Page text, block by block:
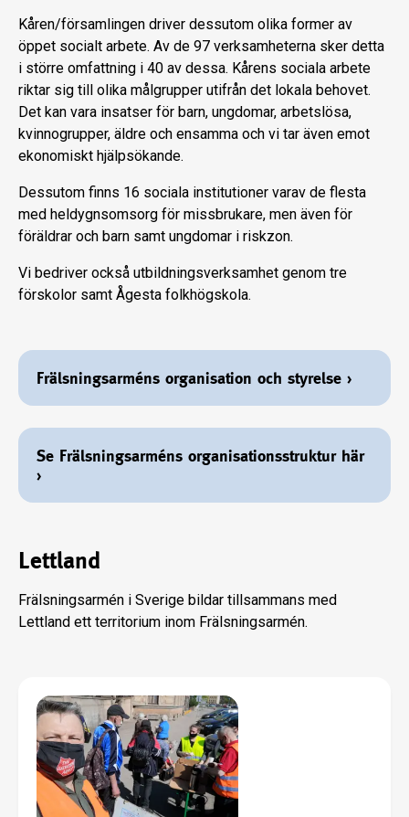
Kåren/församlingen driver dessutom olika former av
öppet socialt arbete. Av de 97 verksamheterna sker detta
i större omfattning i 40 av dessa. Kårens sociala arbete
riktar sig till olika målgrupper utifrån det lokala behovet.
Det kan vara insatser för barn, ungdomar, arbetslösa,
kvinnogrupper, äldre och ensamma och vi tar även emot
ekonomiskt hjälpsökande.
Dessutom finns 16 sociala institutioner varav de flesta
med heldygnsomsorg för missbrukare, men även för
föräldrar och barn samt ungdomar i riskzon.
Vi bedriver också utbildningsverksamhet genom tre
förskolor samt Ågesta folkhögskola.
Frälsningsarméns organisation och styrelse ›
Se Frälsningsarméns organisationsstruktur här
›
Lettland
Frälsningsarmén i Sverige bildar tillsammans med
Lettland ett territorium inom Frälsningsarmén.